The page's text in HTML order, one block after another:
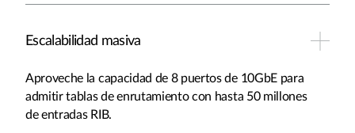
Escalabilidad masiva
Aproveche la capacidad de 8 puertos de 10GbE para
admitir tablas de enrutamiento con hasta 50 millones
de entradas RIB.